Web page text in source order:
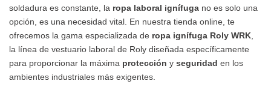
soldadura es constante, la ropa laboral ignífuga no es solo una
opción, es una necesidad vital. En nuestra tienda online, te
ofrecemos la gama especializada de ropa ignífuga Roly WRK
la línea de vestuario laboral de Roly diseñada específicamente
para proporcionar la máxima protección y seguridad en los
ambientes industriales más exigentes.